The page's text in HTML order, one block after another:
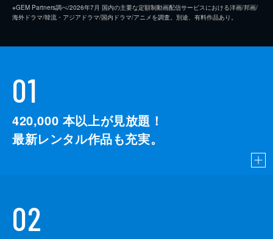
※GEM Partners調べ/2026年7⽉ 国内の主要な定額制動画配信サービスにおける洋画/邦画/
海外ドラマ/韓流・アジアドラマ/国内ドラマ/アニメを調査。別途、有料作品あり。
01
420,000 本以上が見放題！
最新レンタル作品も充実。
02